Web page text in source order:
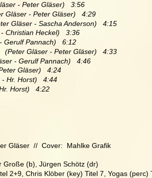
- Peter Gläser)   3:56
Gläser - Peter Gläser)   4:29
Gläser - Sascha Anderson)   4:15
Christian Heckel)   3:36
Gerulf Pannach)   6:12
(Peter Gläser - Peter Gläser)   4:33
- Gerulf Pannach)   4:46
Gläser)   4:24
Hr. Horst)   4:44
Horst)   4:22
Gläser  //  Cover:  Mahlke Grafik
Große (b), Jürgen Schötz (dr)
2+9, Chris Klöber (key) Titel 7, Yogas (perc)